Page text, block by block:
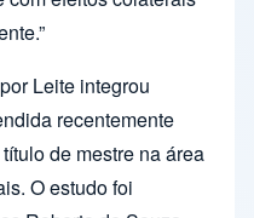
Leite integrou
recentemente
de mestre na área
O estudo foi